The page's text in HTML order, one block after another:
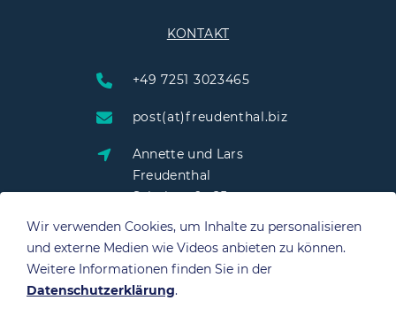
KONTAKT
+49 7251 3023465
post(at)freudenthal.biz
Annette und Lars
Freudenthal
Schulstraße 25
Wir verwenden Cookies, um Inhalte zu personalisieren
und externe Medien wie Videos anbieten zu können.
Weitere Informationen finden Sie in der
Datenschutzerklärung.